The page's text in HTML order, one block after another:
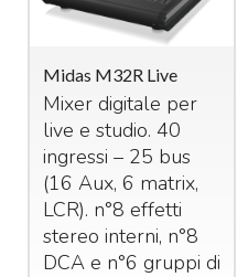
Midas M32R Live
Mixer digitale per
live e studio. 40
ingressi – 25 bus
(16 Aux, 6 matrix,
LCR). n°8 effetti
stereo interni, n°8
DCAe n°6 gruppi di